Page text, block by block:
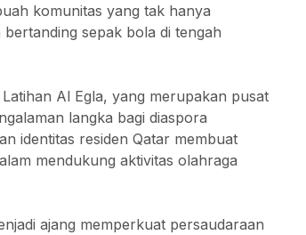
komunitas yang tak hanya
sepak bola di tengah
Al Egla, yang merupakan pusat
langka bagi diaspora
identitas residen Qatar membuat
mendukung aktivitas olahraga
ajang memperkuat persaudaraan